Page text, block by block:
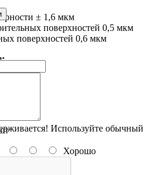
± 1,6 мкм
поверхностей 0,5 мкм
поверхностей 0,6 мкм
Используйте обычный
Хорошо